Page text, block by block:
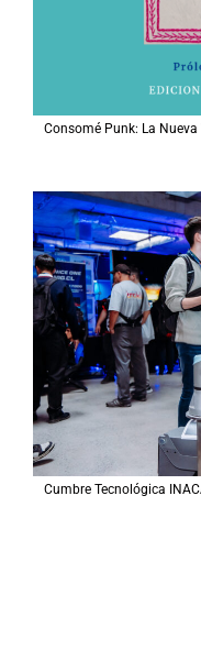
Consomé Punk: La
Cumbre Tecnológica